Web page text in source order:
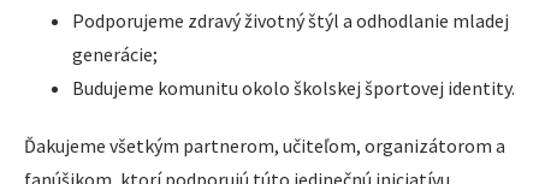
Podporujeme zdravý životný štýl a odhodlanie mladej
generácie;
Budujeme komunitu okolo školskej športovej identity.
Ďakujeme všetkým partnerom, učiteľom, organizátorom a
fanúšikom, ktorí podporujú túto jedinečnú iniciatívu.